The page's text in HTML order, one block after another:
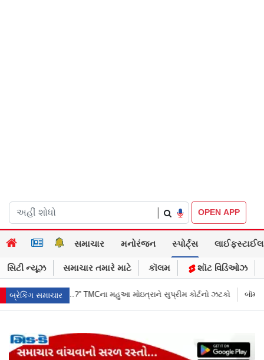
OPEN APP
સમાચાર મનોરંજન સ્પોર્ટ્સ લાઈફસ્ટાઈલ
સિટી ન્યૂઝ સમાચાર તમારે માટે કૉલમ શૉટ વિડિઓઝ
બ્રેકિંગ સમાચાર
મોઇત્રાને સુપ્રીમ કોર્ટનો ઝટકો બૉમ્બની ધમકી બાદ મુંબઈમાં હાઈ